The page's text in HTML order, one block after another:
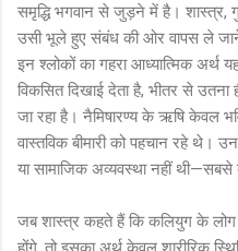
समृद्धि भगवान से जुड़ने में है। शास्त्र,
उसी भूले हुए संबंध की ओर वापस ले
इन श्लोकों का गहरा आध्यात्मिक अर्थ
विकसित दिखाई देता है, भीतर से
जा रहा है। नैमिषारण्य के ऋषि केवल
वास्तविक बीमारी को पहचान रहे थे।
या सामाजिक अव्यवस्था नहीं
जब शास्त्र कहते हैं कि कलियुग के